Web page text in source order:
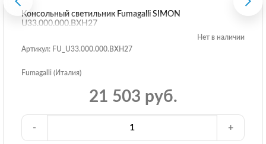
Консольный светильник Fumagalli SIMON
U33.000.000.BXH27
Нет в наличии
Артикул: FU_U33.000.000.BXH27
Fumagalli (Италия)
21 503 руб.
- +